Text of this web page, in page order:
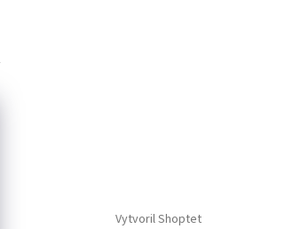
Vytvoril Shoptet